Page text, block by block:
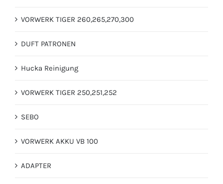
VORWERK TIGER 260,265,270,300
DUFT PATRONEN
Hucka Reinigung
VORWERK TIGER 250,251,252
SEBO
VORWERK AKKU VB 100
ADAPTER